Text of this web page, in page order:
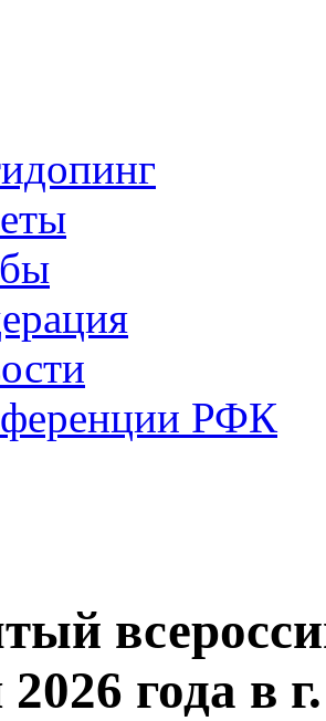
РФК
2026 года в